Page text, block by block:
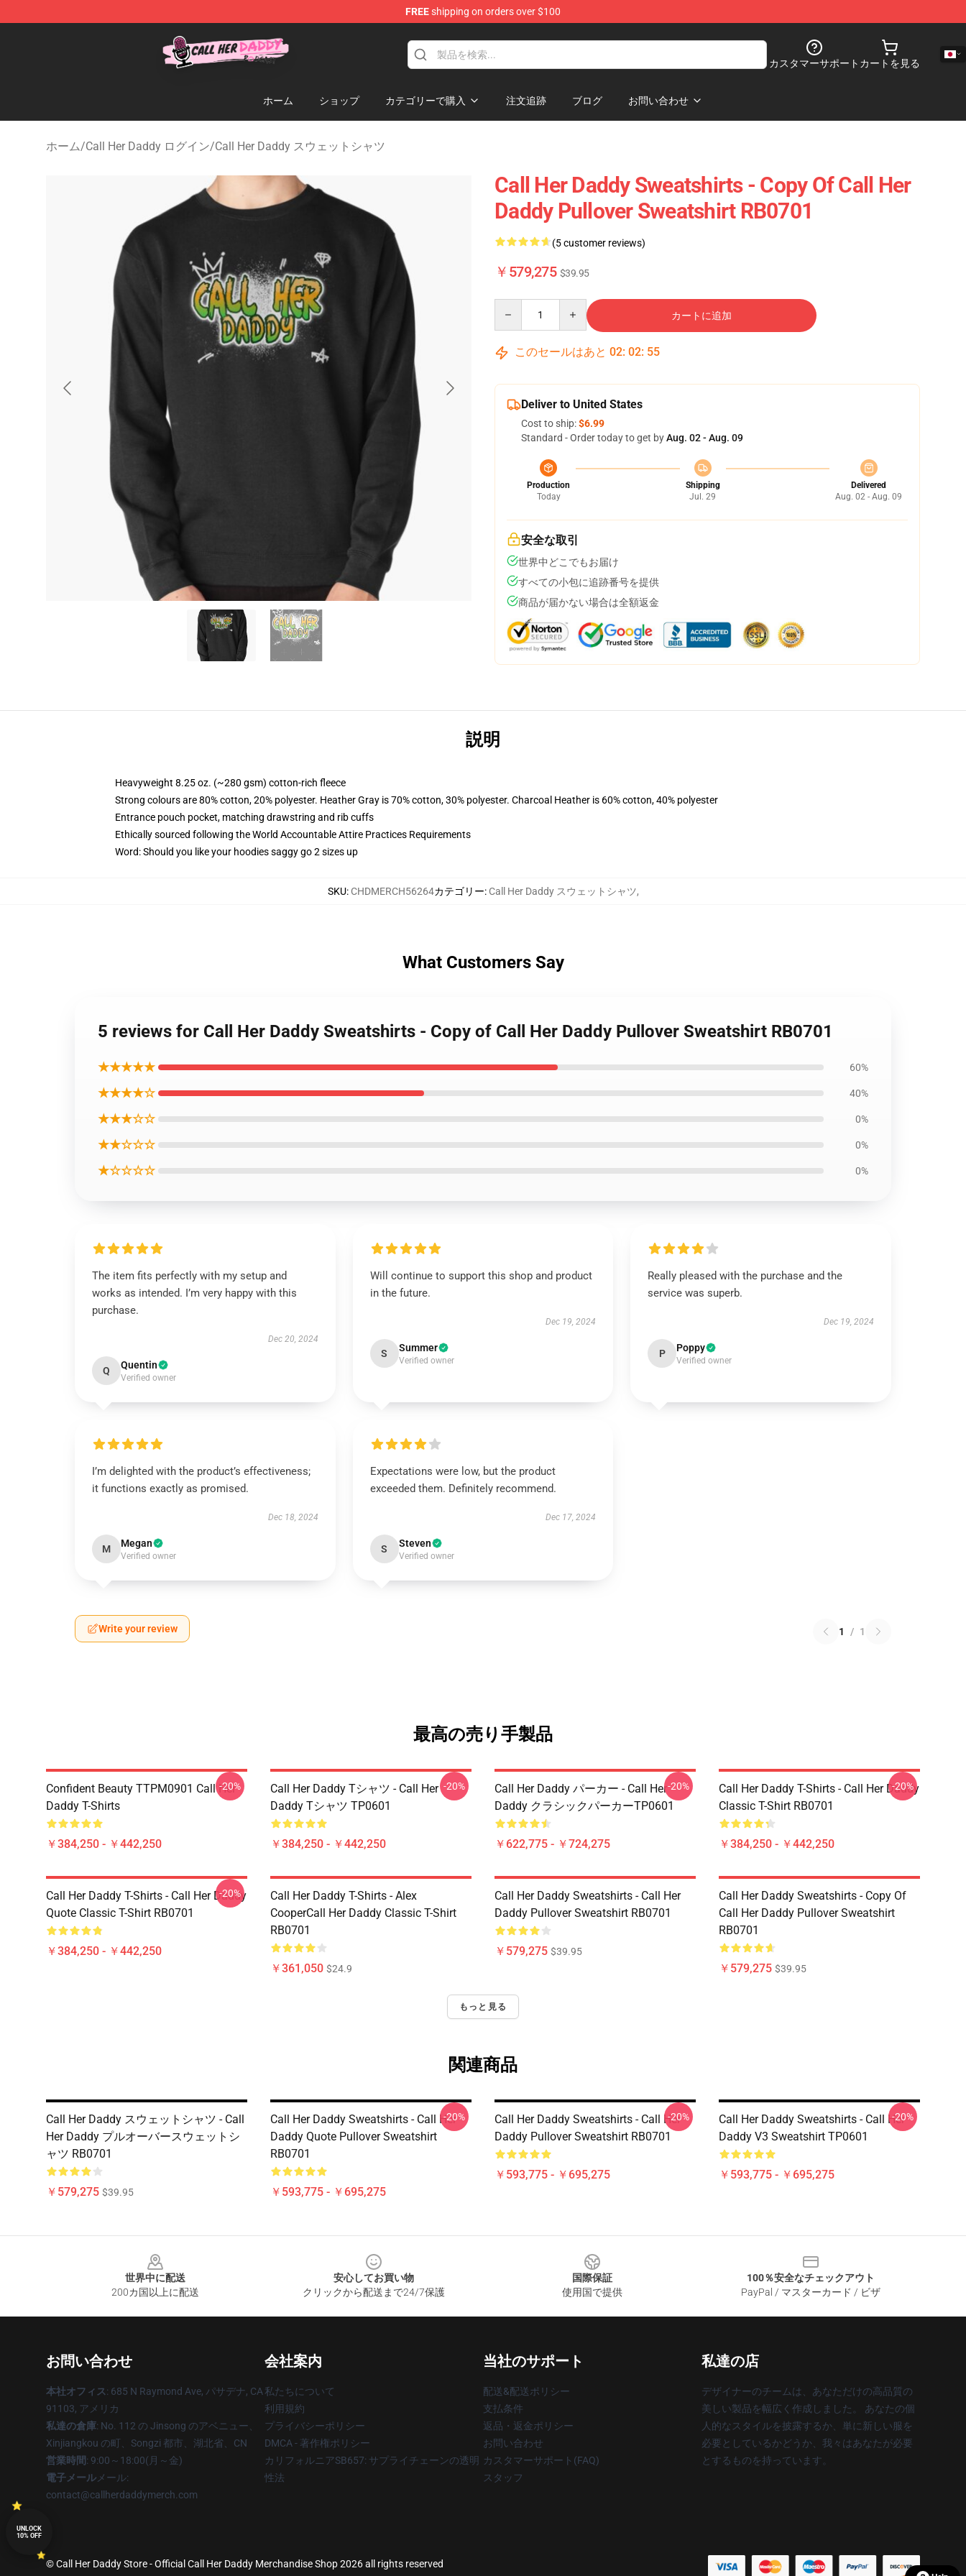
FREEshipping on orders over $100
Call Her Daddy Store - Official Call Her Daddy Merchandise Shop
カスタマーサポート カートを見る
ホーム ショップ カテゴリーで購入 注文追跡 ブログ お問い合わせ
ホーム/Call Her Daddy ログイン/Call Her Daddy スウェットシャツ
Call Her Daddy Sweatshirts - Copy Of Call Her
Daddy Pullover Sweatshirt RB0701
(5 customer reviews)
￥579,275 $39.95
カートに追加
このセールはあと 02: 02: 54
Deliver to United States
Cost to ship:$6.99
Standard - Order today to get byAug. 02 - Aug. 09
Production
Today
Shipping
Jul. 29
Delivered
Aug. 02 - Aug. 09
安全な取引
世界中どこでもお届け
すべての小包に追跡番号を提供
商品が届かない場合は全額返金
説明
Heavyweight 8.25 oz. (~280 gsm) cotton-rich fleece
Strong colours are 80% cotton, 20% polyester. Heather Gray is 70% cotton, 30% polyester. Charcoal Heather is 60% cotton, 40% polyester
Entrance pouch pocket, matching drawstring and rib cuffs
Ethically sourced following the World Accountable Attire Practices Requirements
Word: Should you like your hoodies saggy go 2 sizes up
SKU: CHDMERCH56264カテゴリー: Call Her Daddy スウェットシャツ,
What Customers Say
5 reviews for Call Her Daddy Sweatshirts - Copy of Call Her Daddy Pullover Sweatshirt RB0701
★★★★★ 60%
★★★★☆ 40%
★★★☆☆ 0%
★★☆☆☆ 0%
★☆☆☆☆ 0%
The item fits perfectly with my setup and
works as intended. I’m very happy with this
purchase.
Dec 20, 2024
Q Quentin
Verified owner
Will continue to support this shop and product
in the future.
Dec 19, 2024
S Summer
Verified owner
Really pleased with the purchase and the
service was superb.
Dec 19, 2024
P Poppy
Verified owner
I’m delighted with the product’s effectiveness;
it functions exactly as promised.
Dec 18, 2024
M Megan
Verified owner
Expectations were low, but the product
exceeded them. Definitely recommend.
Dec 17, 2024
S Steven
Verified owner
Write your review 1 / 1
最高の売り手製品
Confident Beauty TTPM0901 Call Her
Daddy T-Shirts
￥384,250 - ￥442,250
-20%
Call Her Daddy Tシャツ - Call Her
Daddy Tシャツ TP0601
￥384,250 - ￥442,250
-20%
Call Her Daddy パーカー - Call Her
Daddy クラシックパーカーTP0601
￥622,775 - ￥724,275
-20%
Call Her Daddy T-Shirts - Call Her Daddy
Classic T-Shirt RB0701
￥384,250 - ￥442,250
-20%
Call Her Daddy T-Shirts - Call Her Daddy
Quote Classic T-Shirt RB0701
￥384,250 - ￥442,250
-20%
Call Her Daddy T-Shirts - Alex
CooperCall Her Daddy Classic T-Shirt
RB0701
￥361,050 $24.9
Call Her Daddy Sweatshirts - Call Her
Daddy Pullover Sweatshirt RB0701
￥579,275 $39.95
Call Her Daddy Sweatshirts - Copy Of
Call Her Daddy Pullover Sweatshirt
RB0701
￥579,275 $39.95
もっと見る
関連商品
Call Her Daddy スウェットシャツ - Call
Her Daddy プルオーバースウェットシ
ャツ RB0701
￥579,275 $39.95
Call Her Daddy Sweatshirts - Call Her
Daddy Quote Pullover Sweatshirt
RB0701
￥593,775 - ￥695,275
-20%
Call Her Daddy Sweatshirts - Call Her
Daddy Pullover Sweatshirt RB0701
￥593,775 - ￥695,275
-20%
Call Her Daddy Sweatshirts - Call Her
Daddy V3 Sweatshirt TP0601
￥593,775 - ￥695,275
-20%
世界中に配送
200カ国以上に配送
安心してお買い物
クリックから配送まで24/7保護
国際保証
使用国で提供
100％安全なチェックアウト
PayPal / マスターカード / ビザ
お問い合わせ
本社オフィス: 685 N Raymond Ave, パサデナ, CA
91103, アメリカ
私達の倉庫: No. 112 の Jinsong のアベニュー、
Xinjiangkou の町、Songzi 都市、湖北省、CN
営業時間: 9:00～18:00(月～金)
電子メール メール:
contact@callherdaddymerch.com
会社案内
私たちについて
利用規約
プライバシーポリシー
DMCA - 著作権ポリシー
カリフォルニアSB657: サプライチェーンの透明
性法
当社のサポート
配送&配送ポリシー
支払条件
返品・返金ポリシー
お問い合わせ
カスタマーサポート(FAQ)
スタッフ
私達の店
デザイナーのチームは、あなただけの高品質の
美しい製品を幅広く作成しました。 あなたの個
人的なスタイルを披露するか、単に新しい服を
必要としているかどうか、我々はあなたが必要
とするものを持っています。
© Call Her Daddy Store - Official Call Her Daddy Merchandise Shop 2026 all rights reserved
UNLOCK
10% OFF